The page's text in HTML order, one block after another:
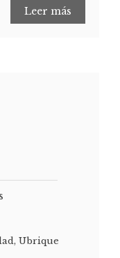
Leer más
, Ubrique